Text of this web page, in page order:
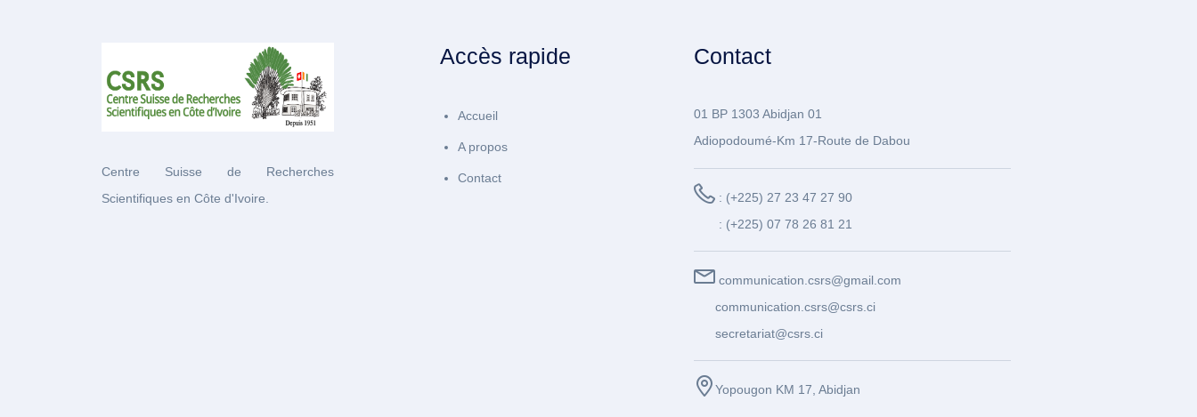
Centre Suisse de Recherches
Scientifiques en Côte d'Ivoire.
Accès rapide
Accueil
A propos
Contact
Contact
01 BP 1303 Abidjan 01
Adiopodoumé-Km 17-Route de Dabou
: (+225) 27 23 47 27 90
: (+225) 07 78 26 81 21
communication.csrs@gmail.com
communication.csrs@csrs.ci
secretariat@csrs.ci
Yopougon KM 17, Abidjan